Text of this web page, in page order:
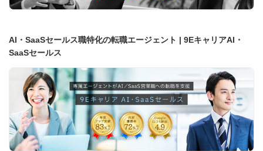
AI・SaaSセールス職特化の転職エージェント | 9EキャリアAI・
SaaSセールス